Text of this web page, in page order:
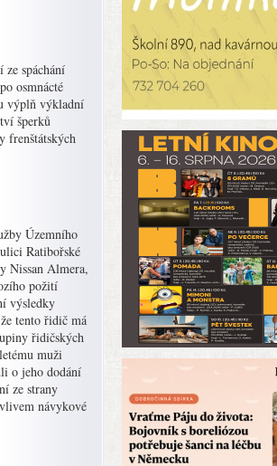
spáchání
osmnácté
výplň výkladní
šperků
frenštátských
Územního
Ratibořské
Nissan Almera,
požití
výsledky
tento řidič má
řidičských
muži
o jeho dodání
ze strany
návykové